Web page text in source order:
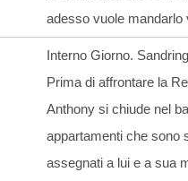
adesso vuole mandarlo
Interno Giorno.
Prima di affrontare la
Anthony si chiude nel
appartamenti che sono
assegnati a lui e a sua